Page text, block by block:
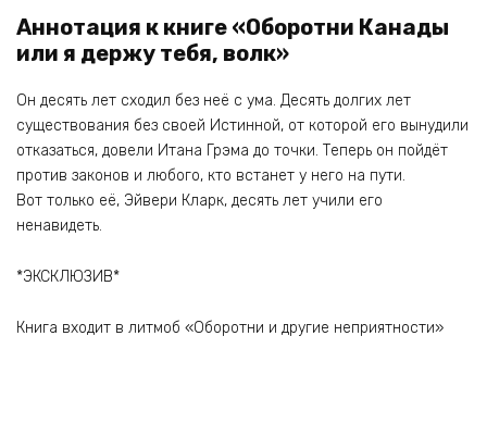
Аннотация к книге «Оборотни Канады
или я держу тебя, волк»
Он десять лет сходил без неё с ума. Десять долгих лет
существования без своей Истинной, от которой его вынудили
отказаться, довели Итана Грэма до точки. Теперь он пойдёт
против законов и любого, кто встанет у него на пути.
Вот только её, Эйвери Кларк, десять лет учили его
ненавидеть.
*ЭКСКЛЮЗИВ*
Книга входит в литмоб «Оборотни и другие неприятности»